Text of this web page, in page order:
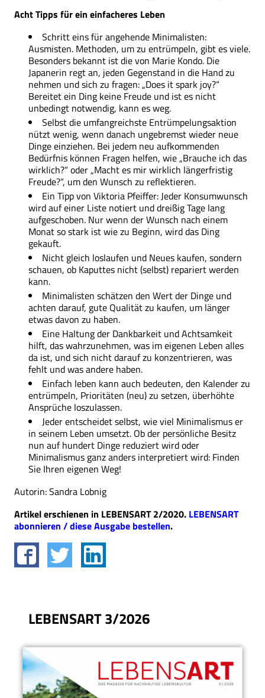
Acht Tipps für ein einfacheres Leben
Schritt eins für angehende Minimalisten:
Ausmisten. Methoden, um zu entrümpeln, gibt es viele.
Besonders bekannt ist die von Marie Kondo. Die
Japanerin regt an, jeden Gegenstand in die Hand zu
nehmen und sich zu fragen: „Does it spark joy?“
Bereitet ein Ding keine Freude und ist es nicht
unbedingt notwendig, kann es weg.
Selbst die umfangreichste Entrümpelungsaktion
nützt wenig, wenn danach ungebremst wieder neue
Dinge einziehen. Bei jedem neu aufkommenden
Bedürfnis können Fragen helfen, wie „Brauche ich das
wirklich?“ oder „Macht es mir wirklich längerfristig
Freude?“, um den Wunsch zu reflektieren.
Ein Tipp von Viktoria Pfeiffer: Jeder Konsumwunsch
wird auf einer Liste notiert und dreißig Tage lang
aufgeschoben. Nur wenn der Wunsch nach einem
Monat so stark ist wie zu Beginn, wird das Ding
gekauft.
Nicht gleich loslaufen und Neues kaufen, sondern
schauen, ob Kaputtes nicht (selbst) repariert werden
kann.
Minimalisten schätzen den Wert der Dinge und
achten darauf, gute Qualität zu kaufen, um länger
etwas davon zu haben.
Eine Haltung der Dankbarkeit und Achtsamkeit
hilft, das wahrzunehmen, was im eigenen Leben alles
da ist, und sich nicht darauf zu konzentrieren, was
fehlt und was andere haben.
Einfach leben kann auch bedeuten, den Kalender zu
entrümpeln, Prioritäten (neu) zu setzen, überhöhte
Ansprüche loszulassen.
Jeder entscheidet selbst, wie viel Minimalismus er
in seinem Leben umsetzt. Ob der persönliche Besitz
nun auf hundert Dinge reduziert wird oder
Minimalismus ganz anders interpretiert wird: Finden
Sie Ihren eigenen Weg!
Autorin: Sandra Lobnig
Artikel erschienen in LEBENSART 2/2020. LEBENSART
abonnieren / diese Ausgabe bestellen.
LEBENSART 3/2026